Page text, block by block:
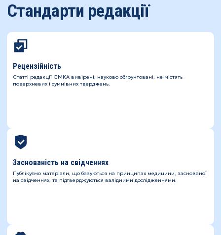
Стандарти редакції
Рецензійність
Статті редакції GMKA вивірені, науково обґрунтовані, не містять
поверхневих і сумнівних тверджень.
Заснованість на свідченнях
Публікуємо матеріали, що базуються на принципах медицини, заснованої
на свідченнях, та підтверджуються валідними дослідженнями.